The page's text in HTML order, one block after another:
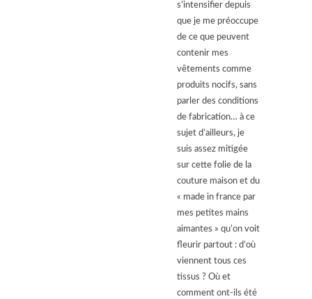
s’intensifier depuis
que je me préoccupe
de ce que peuvent
contenir mes
vêtements comme
produits nocifs, sans
parler des conditions
de fabrication… à ce
sujet d’ailleurs, je
suis assez mitigée
sur cette folie de la
couture maison et du
« made in france par
mes petites mains
aimantes » qu’on voit
fleurir partout : d’où
viennent tous ces
tissus ? Où et
comment ont-ils été